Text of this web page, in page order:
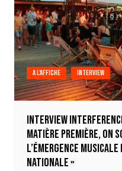
A l'affiche Interview
Interview
Matière Première, on
l’émergence
nationale »